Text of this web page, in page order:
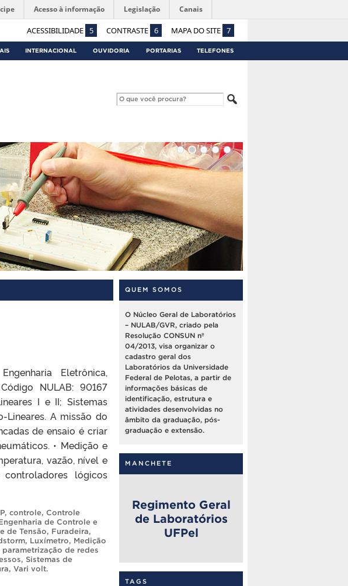
ACESSIBILIDADE 5 CONTRASTE 6 MAPA DO SITE 7
Acesso à informação Legislação Canais
INTERNACIONAL OUVIDORIA PORTARIAS TELEFONES
Eletrônica,
NULAB: 90167
I e II; Sistemas
Lineares. A missão do
de ensaio é criar
• Medição e
vazão, nível e
lógicos
, controle, Controle
de Controle e
de Tensão, Furadeira,
, Luxímetro, Medição
parametrização de redes
, Sistemas de
, Vari volt.
QUEM SOMOS
O Núcleo Geral de Laboratórios
– NULAB/GVR, criado pela
Resolução CONSUN nº
04/2013, visa organizar o
cadastro geral dos
Laboratórios da Universidade
Federal de Pelotas, a partir de
informações básicas de
identificação, estrutura e
atividades desenvolvidas no
âmbito da graduação, pós-
graduação e extensão.
MANCHETE
Regimento Geral
de Laboratórios
UFPel
TAGS